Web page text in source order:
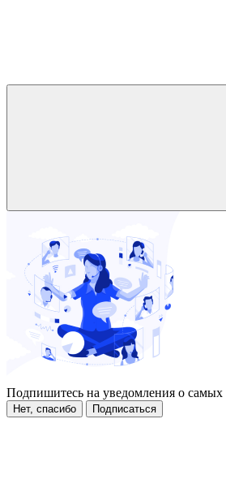
Подпишитесь на уведомления о
Нет, спасибо Подписаться